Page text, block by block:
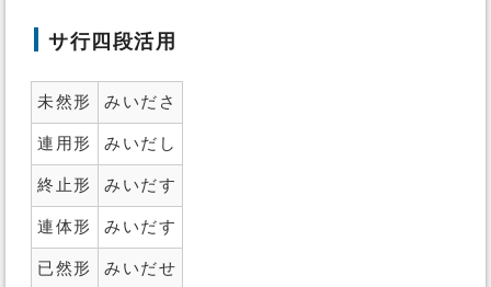
サ行四段活用
未然形 みいださ
連用形 みいだし
終止形 みいだす
連体形 みいだす
已然形 みいだせ